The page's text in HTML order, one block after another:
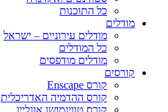
כל התוכנות
מודלים
מודלים עירוניים – ישראל
כל המודלים
מודלים מודפסים
קורסים
קורס Enscape
קורס ההדמיה האדריכלית
קורס טווינמושן אונליין